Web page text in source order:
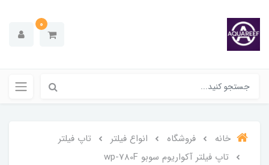
0
خانه فروشگاه انواع فیلتر
تاپ فیلتر
تاپ فیلتر آکواریوم سوبو wp-780F